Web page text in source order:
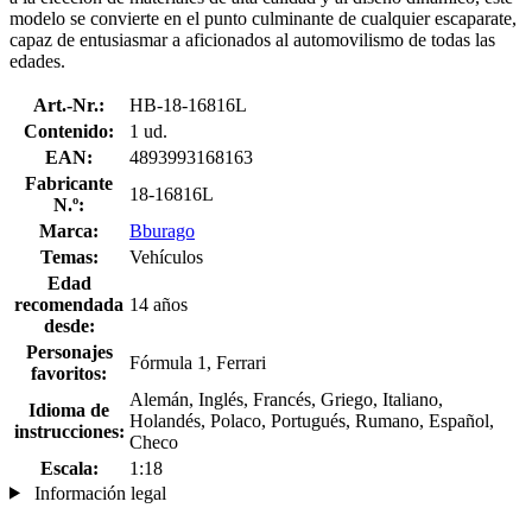
modelo se convierte en el punto culminante de cualquier escaparate,
capaz de entusiasmar a aficionados al automovilismo de todas las
edades.
Art.-Nr.:
HB-18-16816L
Contenido:
1 ud.
EAN:
4893993168163
Fabricante
N.º:
18-16816L
Marca:
Bburago
Temas:
Vehículos
Edad
recomendada
desde:
14 años
Personajes
favoritos:
Fórmula 1, Ferrari
Idioma de
instrucciones:
Alemán, Inglés, Francés, Griego, Italiano,
Holandés, Polaco, Portugués, Rumano, Español,
Checo
Escala:
1:18
Información legal